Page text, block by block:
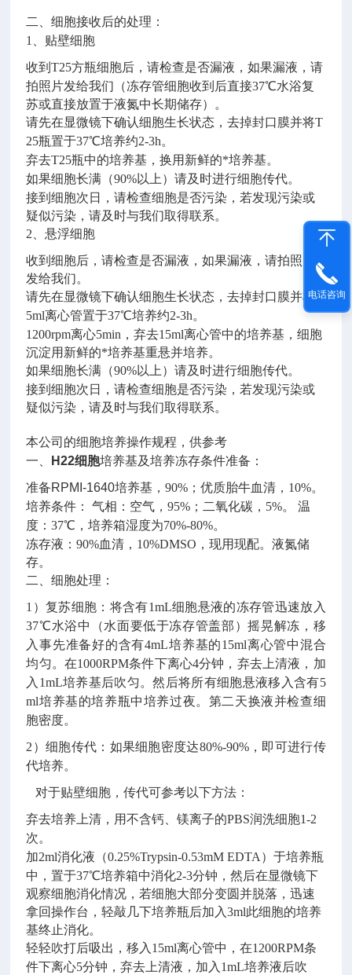
二、细胞接收后的处理：
1
、贴壁细胞
收到T25方瓶细胞后，请检查是否漏液，如果漏液，请
拍照片发给我们（冻存管细胞收到后直接37℃水浴复
苏或直接放置于液氮中长期储存）。
请先在显微镜下确认细胞生长状态，去掉封口膜并将T
25瓶置于37℃培养约2-3h。
弃去T25瓶中的培养基，换用新鲜的*培养基。
如果细胞长满（90%以上）请及时进行细胞传代。
接到细胞次日，请检查细胞是否污染，若发现污染或
疑似污染，请及时与我们取得联系。
2 、悬浮细胞
收到细胞后，请检查是否漏液，如果漏液，请拍照片
发给我们。
请先在显微镜下确认细胞生长状态，去掉封口膜并将1
5ml离心管置于37℃培养约2-3h。
1200rpm离心5min ，弃去15ml离心管中的培养基，细胞
沉淀用新鲜的*培养基重悬并培养。
如果细胞长满（90%以上）请及时进行细胞传代。
接到细胞次日，请检查细胞是否污染，若发现污染或
疑似污染，请及时与我们取得联系。
本公司的细胞培养操作规程，供参考
一、
H22细胞培养基及培养冻存条件准备：
准备RPMI-1640培养基，90% ；优质胎牛血清， 10%。
培养条件：
气相：空气，95% ；二氧化碳， 5%。
温
度：37℃，培养箱湿度为70%-80%。
冻存液：90%血清， 10%DMSO ，现用现配。液氮储
存。
二、细胞处理：
1）复苏细胞： 将含有1mL细胞悬液的冻存管迅速放入
37℃水浴中（水面要低于冻存管盖部）摇晃解冻，移
入事先准备好的含有4mL培养基的15ml离心管中混合
均匀。在1000RPM条件下离心4分钟，弃去上清液，加
入 1mL培养基后吹匀。然后将所有细胞悬液移入含有5
ml培养基的培养瓶中培养过夜。第二天换液并检查细
胞密度。
2）细胞传代： 如果细胞密度达80%-90%，即可进行传
代培养。
对于贴壁细胞，传代可参考以下方法：
弃去培养上清，用不含钙、镁离子的PBS润洗细胞1-2
次。
加2ml消化液（0.25%Trypsin-0.53mM EDTA ）于培养瓶
中，置于37℃培养箱中消化2-3分钟，然后在显微镜下
观察细胞消化情况，若细胞大部分变圆并脱落，迅速
拿回操作台，轻敲几下培养瓶后加入3ml此细胞的培养
基终止消化。
轻轻吹打后吸出，移入 15ml离心管中，在1200RPM条
件下离心5分钟，弃去上清液，加入 1mL培养液后吹
电话咨询